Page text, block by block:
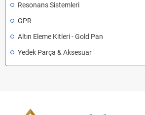
Resonans Sistemleri
GPR
Altın Eleme Kitleri - Gold Pan
Yedek Parça & Aksesuar